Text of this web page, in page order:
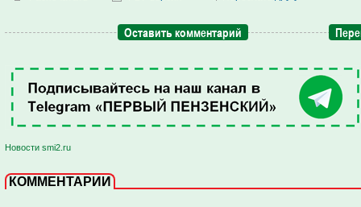
Оставить комментарий
Новости smi2.ru
КОММЕНТАРИИ